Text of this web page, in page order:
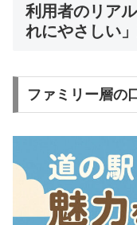
利用者のリア
れにやさしい
ファミリー層の